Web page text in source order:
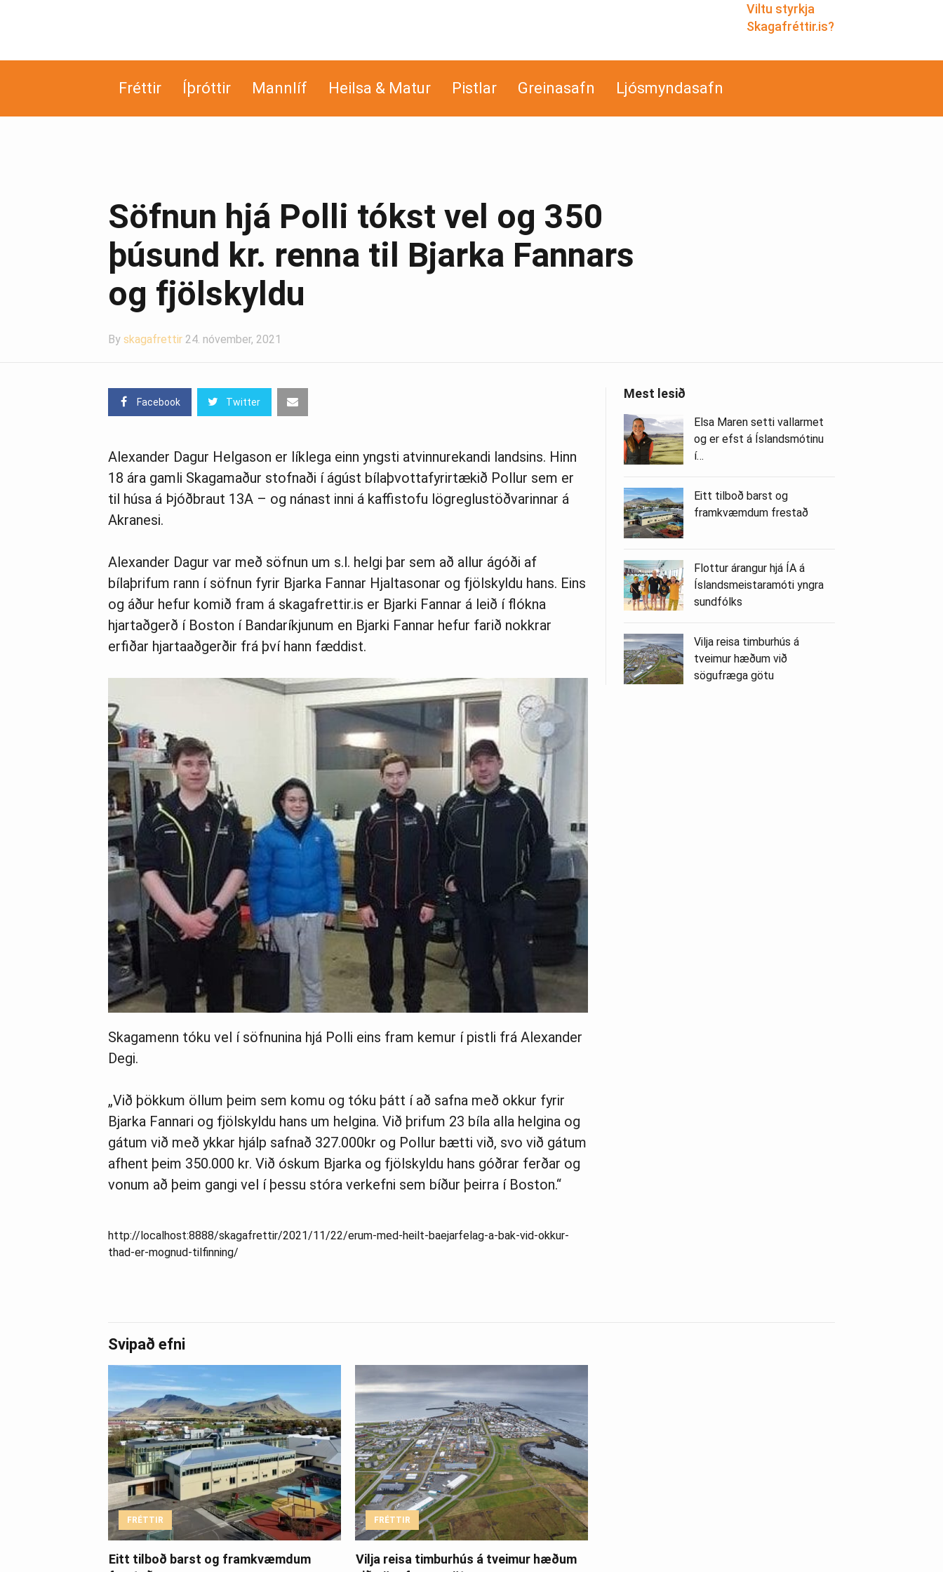
Viltu styrkja
Skagafréttir.is?
Fréttir Íþróttir Mannlíf Heilsa & Matur Pistlar Greinasafn Ljósmyndasafn
Söfnun hjá Polli tókst vel og 350
þúsund kr. renna til Bjarka Fannars
og fjölskyldu
By skagafrettir 24. nóvember, 2021
Facebook Twitter
Alexander Dagur Helgason er líklega einn yngsti atvinnurekandi landsins. Hinn
18 ára gamli Skagamaður stofnaði í ágúst bílaþvottafyrirtækið Pollur sem er
til húsa á Þjóðbraut 13A – og nánast inni á kaffistofu lögreglustöðvarinnar á
Akranesi.
Alexander Dagur var með söfnun um s.l. helgi þar sem að allur ágóði af
bílaþrifum rann í söfnun fyrir Bjarka Fannar Hjaltasonar og fjölskyldu hans. Eins
og áður hefur komið fram á skagafrettir.is er Bjarki Fannar á leið í flókna
hjartaðgerð í Boston í Bandaríkjunum en Bjarki Fannar hefur farið nokkrar
erfiðar hjartaaðgerðir frá því hann fæddist.
Skagamenn tóku vel í söfnunina hjá Polli eins fram kemur í pistli frá Alexander
Degi.
„Við þökkum öllum þeim sem komu og tóku þátt í að safna með okkur fyrir
Bjarka Fannari og fjölskyldu hans um helgina. Við þrifum 23 bíla alla helgina og
gátum við með ykkar hjálp safnað 327.000kr og Pollur bætti við, svo við gátum
afhent þeim 350.000 kr. Við óskum Bjarka og fjölskyldu hans góðrar ferðar og
vonum að þeim gangi vel í þessu stóra verkefni sem bíður þeirra í Boston.“
http://localhost:8888/skagafrettir/2021/11/22/erum-med-heilt-baejarfelag-a-bak-vid-okkur-
thad-er-mognud-tilfinning/
Mest lesið
Elsa Maren setti vallarmet
og er efst á Íslandsmótinu
í…
Eitt tilboð barst og
framkvæmdum frestað
Flottur árangur hjá ÍA á
Íslandsmeistaramóti yngra
sundfólks
Vilja reisa timburhús á
tveimur hæðum við
sögufræga götu
Svipað efni
FRÉTTIR
Eitt tilboð barst og framkvæmdum
FRÉTTIR
Vilja reisa timburhús á tveimur hæðum